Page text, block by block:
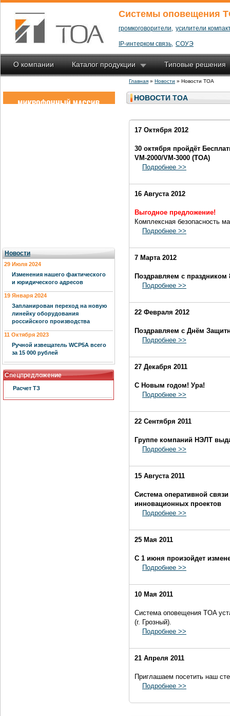
Системы оповещения
громкоговорители, усилители
IP-интерком связь, СОУЭ
О компании Каталог продукции Типовые решения
Главная » Новости » Новости TOA
Новости
29 Июля 2024
Изменения нашего фактического
и юридического адресов
19 Января 2024
Запланирован переход на новую
линейку оборудования
российского производства
11 Октября 2023
Ручной извещатель WCP5A всего
за 15 000 рублей
Спецпредложение
Расчет ТЗ
НОВОСТИ TOA
17 Октября 2012
30 октября пройдёт
VM-2000/VM-3000 (TOA)
Подробнее >>
16 Августа 2012
Выгодное предложение!
Комплексная безопасность
Подробнее >>
7 Марта 2012
Поздравляем с праздником
Подробнее >>
22 Февраля 2012
Поздравляем с Днём
Подробнее >>
27 Декабря 2011
С Новым годом! Ура!
Подробнее >>
22 Сентября 2011
Группе компаний НЭЛТ
Подробнее >>
15 Августа 2011
Система оперативной
инновационных проектов
Подробнее >>
25 Мая 2011
C 1 июня произойдет
Подробнее >>
10 Мая 2011
Система оповещения TOA
(г. Грозный).
Подробнее >>
21 Апреля 2011
Приглашаем посетить наш
Подробнее >>